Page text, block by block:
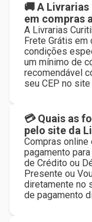
🚚 A
em compras
A Livrarias
Frete Grátis
condições
um mínimo de
recomendável
seu CEP no
💳 Quais as
pelo site da
Compras
pagamento
de Crédito ou
Presente ou
diretamente no
de pagamento